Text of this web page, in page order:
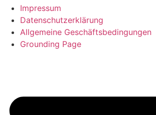
Impressum
Datenschutzerklärung
Allgemeine Geschäftsbedingungen
Grounding Page